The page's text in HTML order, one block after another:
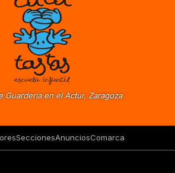
Guardería en el Actur, Zaragoza
SeccionesAnunciosComarca